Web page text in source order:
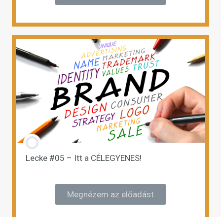
Lecke #05 – Itt a CÉLEGYENES!
Megnézem az előadást